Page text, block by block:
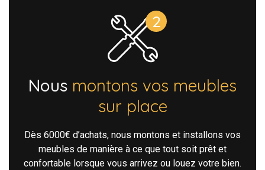
Nous montons vos meubles
sur place
Dès 6000€ d’achats, nous montons et installons vos
meubles de manière à ce que tout soit prêt et
confortable lorsque vous arrivez ou louez votre bien.